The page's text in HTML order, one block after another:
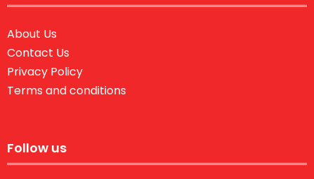
About Us
Contact Us
Privacy Policy
Terms and conditions
Follow us